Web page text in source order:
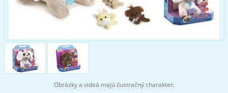
Obrázky a videá majú ilustračný charakter.